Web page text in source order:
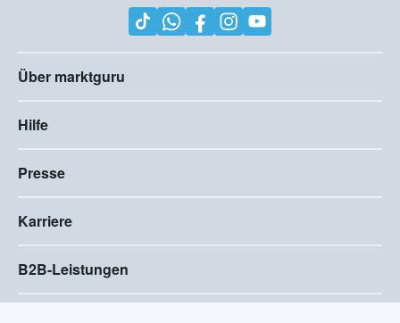
Über marktguru
Hilfe
Presse
Karriere
B2B-Leistungen